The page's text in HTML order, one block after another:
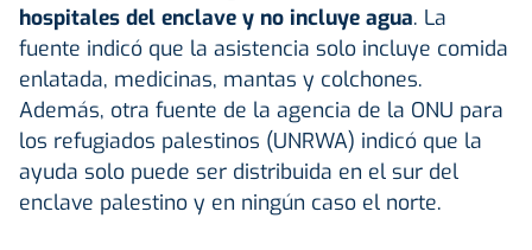
hospitales del enclave y no incluye agua. La
fuente indicó que la asistencia solo incluye comida
enlatada, medicinas, mantas y colchones.
Además, otra fuente de la agencia de la ONU para
los refugiados palestinos (UNRWA) indicó que la
ayuda solo puede ser distribuida en el sur del
enclave palestino y en ningún caso el norte.